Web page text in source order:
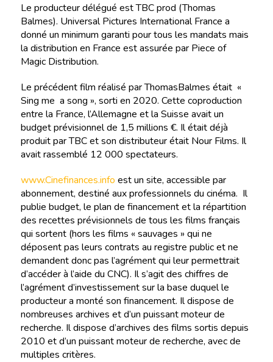
Le producteur délégué est TBC prod (Thomas
Balmes). Universal Pictures International France a
donné un minimum garanti pour tous les mandats mais
la distribution en France est assurée par Piece of
Magic Distribution.
Le précédent film réalisé par ThomasBalmes était «
Sing me a song », sorti en 2020. Cette coproduction
entre la France, l’Allemagne et la Suisse avait un
budget prévisionnel de 1,5 millions €. Il était déjà
produit par TBC et son distributeur était Nour Films. Il
avait rassemblé 12 000 spectateurs.
www.Cinefinances.info est un site, accessible par
abonnement, destiné aux professionnels du cinéma. Il
publie budget, le plan de financement et la répartition
des recettes prévisionnels de tous les films français
qui sortent (hors les films « sauvages » qui ne
déposent pas leurs contrats au registre public et ne
demandent donc pas l’agrément qui leur permettrait
d’accéder à l’aide du CNC). Il s’agit des chiffres de
l’agrément d’investissement sur la base duquel le
producteur a monté son financement. Il dispose de
nombreuses archives et d’un puissant moteur de
recherche. Il dispose d’archives des films sortis depuis
2010 et d’un puissant moteur de recherche, avec de
multiples critères.